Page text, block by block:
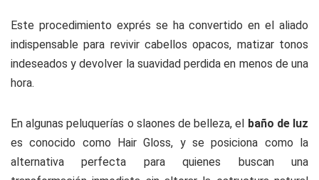
Este procedimiento exprés se ha convertido en el aliado
indispensable para revivir cabellos opacos, matizar tonos
indeseados y devolver la suavidad perdida en menos de una
hora.
En algunas peluquerías o slaones de belleza, el baño de luz
es conocido como Hair Gloss, y se posiciona como la
alternativa perfecta para quienes buscan una